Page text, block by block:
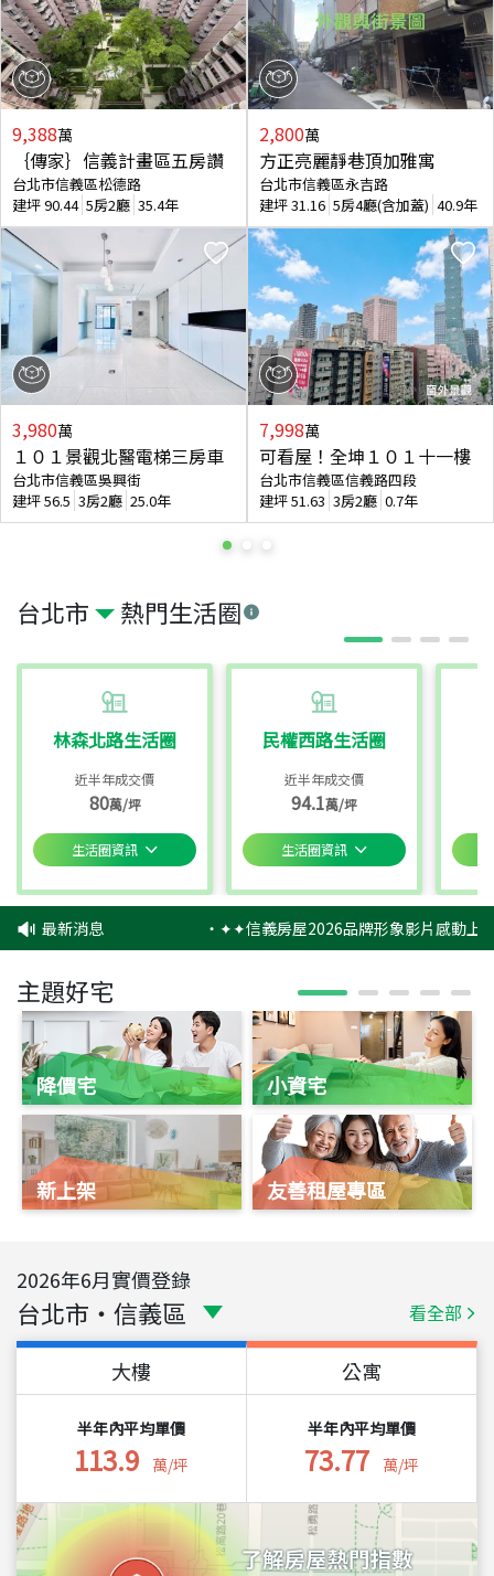
台北市 熱門生活圈
林森北路生活圈
近半年成交價
80萬/坪
生活圈資訊
民權西路生活圈
近半年成交價
94.1萬/坪
生活圈資訊
9,388萬
｛傳家｝信義計畫區五房讚
台北市信義區松德路
建坪90.44 5房2廳 35.4年
3,980萬
１０１景觀北醫電梯三房車
台北市信義區吳興街
建坪56.5 3房2廳 25.0年
2,800萬
方正亮麗靜巷頂加雅寓
台北市信義區永吉路
建坪31.16 5房4廳(含加蓋) 40.9年
7,998萬
可看屋！全坤１０１十一樓
台北市信義區信義路四段
建坪51.63 3房2廳 0.7年
最新消息 ‧✦✦信義房屋2026品牌形象影片感動上
主題好宅
降價宅
新上架
小資宅
友善租屋專區
2026年6月實價登錄
台北市 ・ 信義區 看全部
大樓
半年內平均單價
113.9 萬/坪
公寓
半年內平均單價
73.77 萬/坪